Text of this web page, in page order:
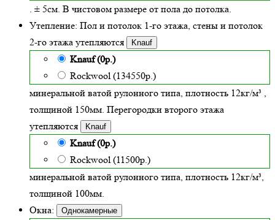
. ± 5см. В чистовом размере от пола до потолка.
Утепление: Пол и потолок 1-го этажа, стены и потолок
2-го этажа утепляются
Knauf
Knauf (0р.)
Rockwool (134550р.)
минеральной ватой рулонного типа, плотность 12кг/м³ ,
толщиной 150мм. Перегородки второго этажа
утепляются
Knauf
Knauf (0р.)
Rockwool (11500р.)
минеральной ватой рулонного типа, плотность 12кг/м³,
толщиной 100мм.
Окна:
Однокамерные